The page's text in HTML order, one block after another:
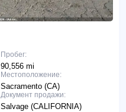
Пробег:
90,556 mi
Местоположение:
Sacramento (CA)
Документ продажи:
Salvage (CALIFORNIA)